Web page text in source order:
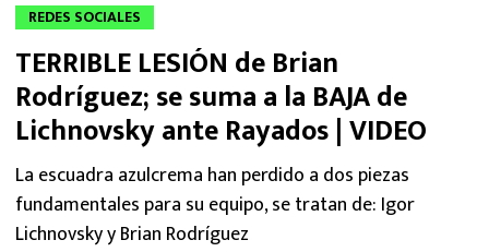
LIGA MX
RAYADOS
PUMAS
ATLANTE
SELECCIÓN MEXICANA
REDES SOCIALES
TERRIBLE LESIÓN de Brian
Rodríguez; se suma a la BAJA de
Lichnovsky ante Rayados | VIDEO
La escuadra azulcrema han perdido a dos piezas
fundamentales para su equipo, se tratan de: Igor
Lichnovsky y Brian Rodríguez